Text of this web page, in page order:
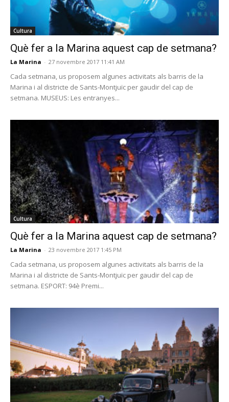
Cultura
Què fer a la Marina aquest cap de setmana?
La Marina - 27 novembre 2017 11:41 AM
Cada setmana, us proposem algunes activitats als barris de la
Marina i al districte de Sants-Montjuïc per gaudir del cap de
setmana. MUSEUS: Les entranyes...
Cultura
Què fer a la Marina aquest cap de setmana?
La Marina - 23 novembre 2017 1:45 PM
Cada setmana, us proposem algunes activitats als barris de la
Marina i al districte de Sants-Montjuïc per gaudir del cap de
setmana. ESPORT: 94è Premi...